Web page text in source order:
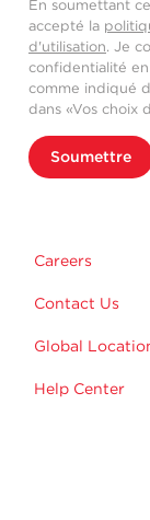
En soumettant
accepté la
d'utilisation. Je
confidentialité
comme indiqué
dans «Vos choix
Soumettre
Careers
Contact Us
Global
Help Center